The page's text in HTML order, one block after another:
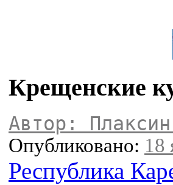
Крещенские
Автор:
Опубликовано: 18
Республика